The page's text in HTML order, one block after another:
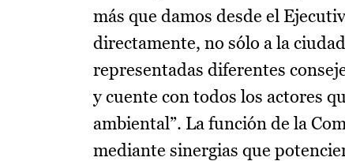
más que damos desde el
directamente, no sólo a la
representadas diferentes
y cuente con todos los actores
ambiental”. La función de la
mediante sinergias que